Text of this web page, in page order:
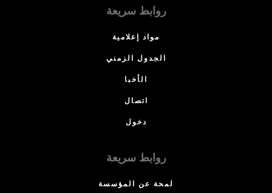
روابط سريعة
مواد إعلامية
الجدول الزمني
الأخبا
اتصال
دخول
روابط سريعة
لمحة عن المؤسسة